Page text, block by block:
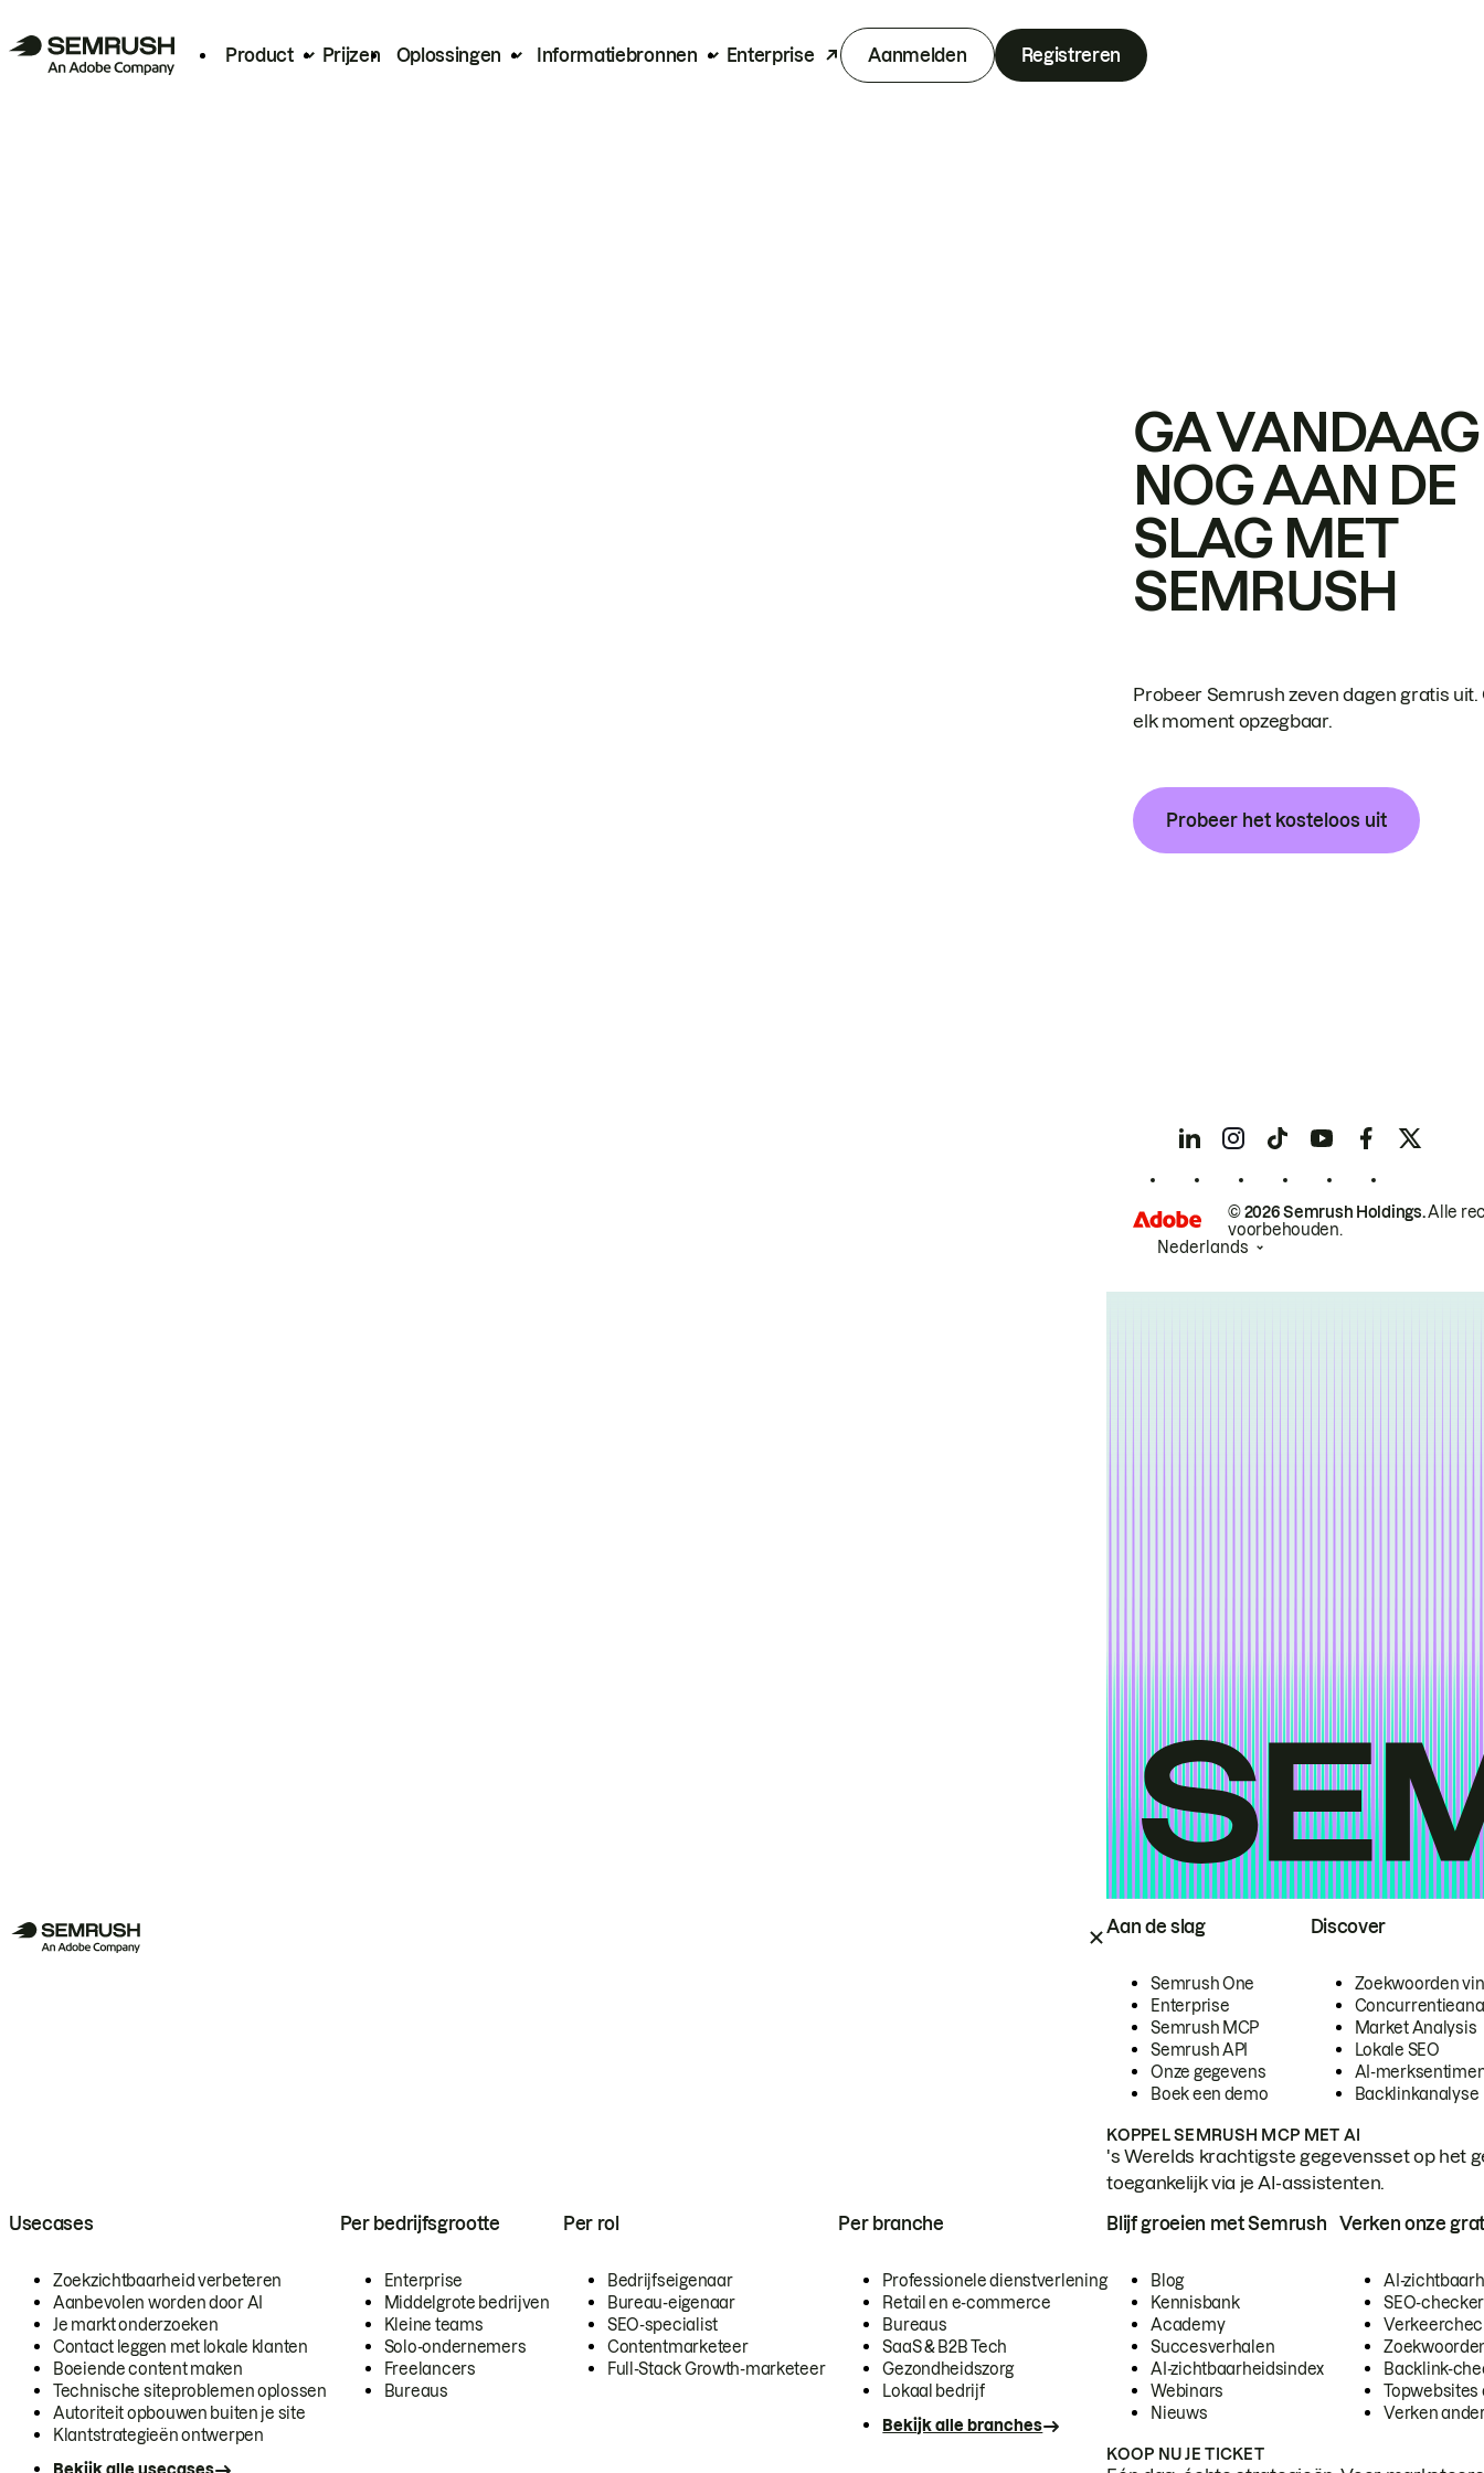
Product Prijzen Oplossingen Informatiebronnen Enterprise Aanmelden Registreren
Aan de slag
Semrush One
Enterprise
Semrush MCP
Semrush API
Onze gegevens
Boek een demo
Discover
Zoekwoorden
Market Analysis
Lokale SEO
AI-
Backlinkanalyse
KOPPEL SEMRUSH MCP MET AI
's Werelds krachtigste gegevensset op het
toegankelijk via je AI-assistenten.
Usecases
Zoekzichtbaarheid verbeteren
Aanbevolen worden door AI
Je markt onderzoeken
Contact leggen met lokale klanten
Boeiende content maken
Technische siteproblemen oplossen
Autoriteit opbouwen buiten je site
Klantstrategieën ontwerpen
Per bedrijfsgrootte
Enterprise
Middelgrote bedrijven
Kleine teams
Solo-ondernemers
Freelancers
Bureaus
Per rol
Bedrijfseigenaar
Bureau-eigenaar
SEO-specialist
Contentmarketeer
Full-Stack Growth-marketeer
Per branche
Professionele dienstverlening
Retail en e-commerce
Bureaus
SaaS & B2B Tech
Gezondheidszorg
Lokaal bedrijf
Bekijk alle branches
Blijf groeien met Semrush
Blog
Kennisbank
Academy
Succesverhalen
AI-zichtbaarheidsindex
Webinars
Nieuws
Verken onze
AI-
SEO-checker
Backlink-
Topwebsites
Verken
KOOP NU JE TICKET
GA VANDAAG
NOG AAN DE
SLAG MET
SEMRUSH
Probeer Semrush zeven dagen gratis uit.
elk moment opzegbaar.
Probeer het kosteloos uit
© 2026 Semrush Holdings.Alle
voorbehouden.
Nederlands